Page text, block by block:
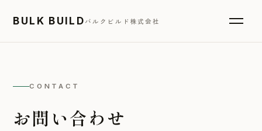
BULK BUILD バルクビルド株式会社
CONTACT
お問い合わせ